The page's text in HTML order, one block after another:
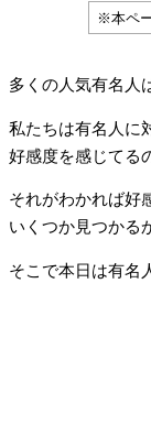
※本ペ
多くの人気有名人
私たちは有名人に
好感度を感じてる
それがわかれば好
いくつか見つかる
そこで本日は有名